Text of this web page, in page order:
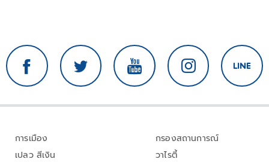
การเมือง
เปลว สีเงิน
กรองสถานการณ์
วาไรตี้